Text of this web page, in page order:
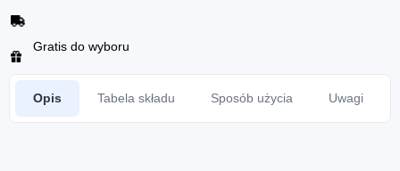
Gratis do wyboru
Opis Tabela składu Sposób użycia Uwagi